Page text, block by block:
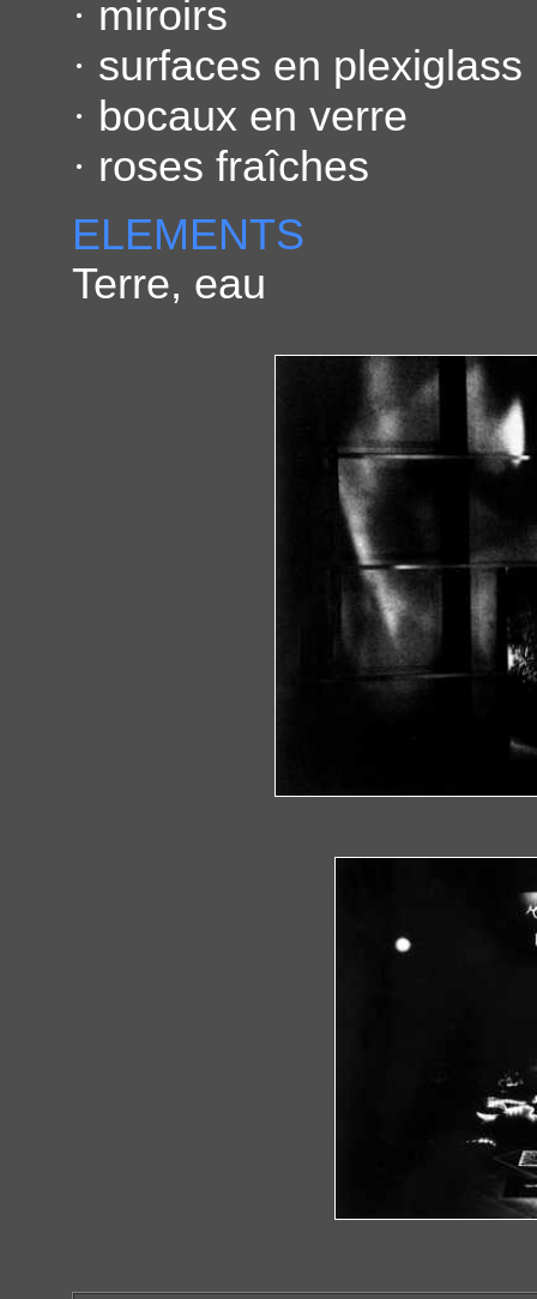
· miroirs
· surfaces en plexiglass
· bocaux en verre
· roses fraîches
ELEMENTS
Terre, eau